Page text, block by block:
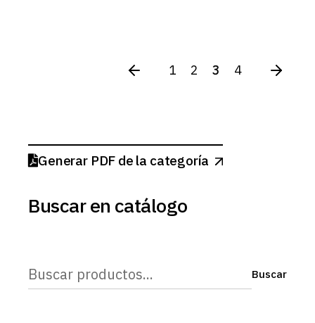
1 2 3 4
Generar PDF de la categoría
Buscar en catálogo
Buscar Buscar